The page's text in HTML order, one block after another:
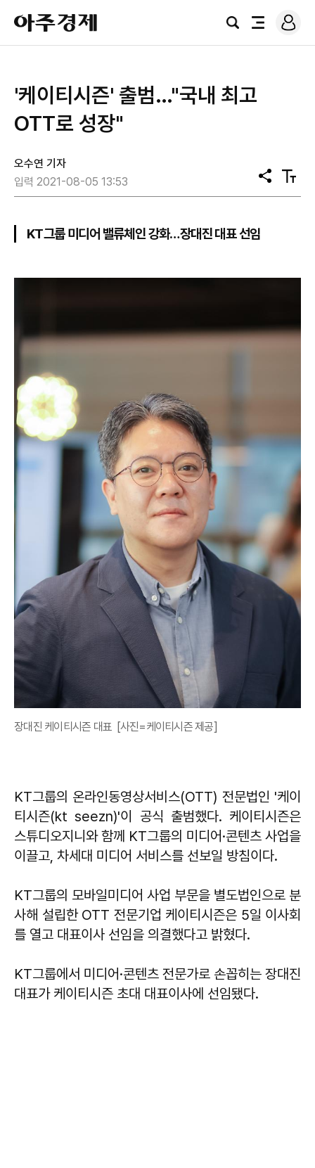
아
주
경
검
전
로
그
'케이티시즌' 출범…"국내 최고
OTT로 성장"
오수연 기자
입력 2021-08-05 13:53
공
유
텍
스
KT그룹 미디어 밸류체인 강화…장대진 대표 선임
장대진 케이티시즌 대표 [사진=케이티시즌 제공]
KT그룹의 온라인동영상서비스(OTT) 전문법인 '케이
티시즌(kt seezn)'이 공식 출범했다. 케이티시즌은
스튜디오지니와 함께 KT그룹의 미디어·콘텐츠 사업을
이끌고, 차세대 미디어 서비스를 선보일 방침이다.
KT그룹의 모바일미디어 사업 부문을 별도법인으로 분
사해 설립한 OTT 전문기업 케이티시즌은 5일 이사회
를 열고 대표이사 선임을 의결했다고 밝혔다.
KT그룹에서 미디어·콘텐츠 전문가로 손꼽히는 장대진
대표가 케이티시즌 초대 대표이사에 선임됐다.